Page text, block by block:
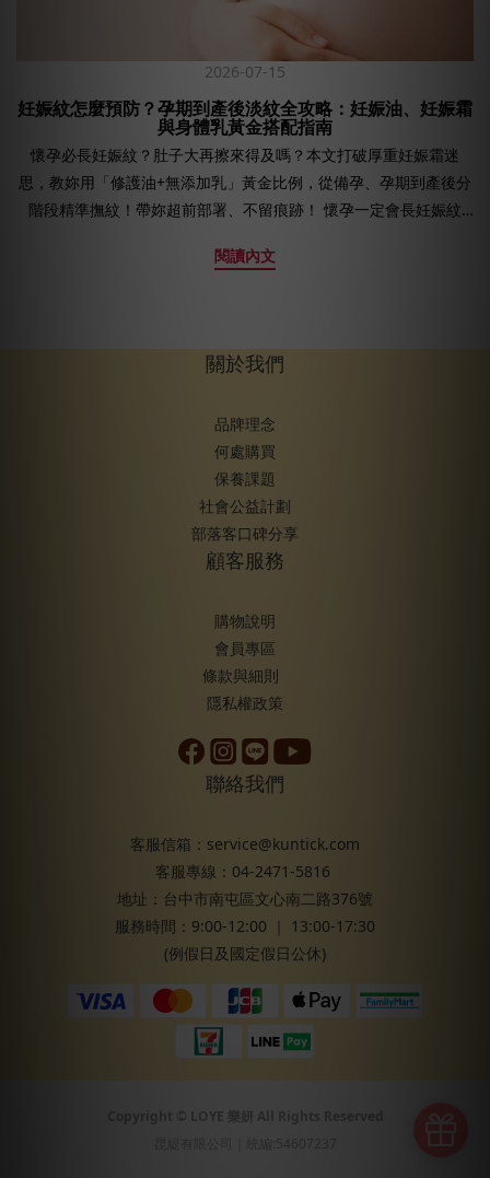
聞的身體乳，是提升生活質感的必需品。C.追求看的見效果，仔細
研究玻尿酸、南極冰河醣蛋白成分，更注重保濕乳液的挑選。D.擦
都擦了，一定要配合按摩、刮痧棒等，慢條斯理地保養全身。E.不擦
會癢到不行，就算膚況穩定也絕不漏掉每一次保養。 清爽不黏膩的
小蒼蘭香氛乳液推薦>> A. 效率速度派 拒絕繁冗的目標主義者你的
生活節奏緊湊，每一步都充滿了清單與進度條。對你來說，保養是
為了「給交代就好」而非「好好善待肌膚」。你很實際也動作俐
落，只有在出現乾癢粗糙困擾到你，或特別乾冷季節才會將身體乳
那個最可靠的朋友，但在高速運轉下，你往往忽略了身體的聲音，
著停下來三秒鐘，感受乳液化開的瞬間，那可能是你整天唯一的休
息時刻。 B. 感官療癒派 精緻挑剔的浪漫主義者感官敏銳，對美感與
氣是否能讓你瞬間移動到巴黎的晨曦或普羅旺斯的薰衣草田。 內在
解析： 你擁有豐富的情感，容易受環境影響情緒起伏，你將擦乳液
視為一種療癒現實的手段，當香氣包圍你時，那一刻你才真正能放
鬆，但即便你很懂得生活，也可能因為過於感性而在壓力下感到疲
憊。給你的建議：你的乳液身體性格是渴望被愛與被呵護。建議換
上一款經典的小蒼蘭身體乳，特有的優雅花香結合成熟英國梨的清
也彷彿被輕柔地擁抱。 C. 成分精算派 理性專業的完美主義者你擦乳
液時會細分：背部要搭配水楊酸抗痘、小腿要用植物果酸去角質、
關節要用玫瑰果油加強。說真的你不是在保養，你是在進行一場皮
膚管理工程。 內在解析：你在生活中是個細節控，極度自律。你相
但也可能讓你活得有點緊繃，連保養都像在做研究報告。給你的建
議：容不下一點瑕疵的你，可以透過 CosDNA 化妝品成分解析確保
感，你的皮膚不需要永遠完美，它只需要健康一點、明亮一點。 D.
工具輔助派 深度修復的優化進階者對工具控來說，無法忍受只是單
純塗抹乳液在身上，認為真正的保養是從拿起刮痧板、按摩滾輪或
筋膜球的那一刻才正式開始，透過物理性的按壓發揮身體乳最大價
值，將積累一整天的浮腫與壓力徹底釋放。 內在解析：你是一個對
利其器的性格，在職場或生活中，你傾向於找到問題的根源並精準
解決，而不是只做表面功夫。給你的建議：由於你會配合工具按
摩，建議在擦乳液前多上一瓶美體按摩身體油，因為油的延展性、
隨著各穴位的按壓慢慢散發，達到身心的雙重療癒。 無油感5秒吸收
2026-07-15
妊娠紋怎麼預防？孕期到產後淡紋全攻略：妊娠油、妊娠霜
與身體乳黃金搭配指南
懷孕必長妊娠紋？肚子大再擦來得及嗎？本文打破厚重妊娠霜迷
思，教妳用「修護油+無添加乳」黃金比例，從備孕、孕期到產後分
階段精準撫紋！帶妳超前部署、不留痕跡！ 懷孕一定會長妊娠紋
素，等到寶寶出生順利卸貨之後，妳可能會發現怎麼買一送一在肚
將最適用的孕期保養品放進待產清單─ 這時會有一大堆疑問冒出
來：孕婦油該選哪一款、何時開始擦妊娠霜、習慣用的身體乳可以
一併在這裡解答了，同時也要打破傳統用法，教妳如何利用清爽型
身體乳取代妊娠霜，讓無負擔的清透質地陪你度過辛苦的10月懷
胎，並且透過「油乳黃金比例」在懷孕初期、中期、後期到產後一
路滋養修護，高效預防孕紋危肌、找回以往比基尼肌的自信透
亮。 比肥胖紋更難防守！ 你需要在第一道紋路形成前先準備好妊娠
紋一旦形成，要完全消除就非常困難，在皮膚還沒被撐開前就開始
才開始擦保養品，但此時皮膚纖維可能已經開始受損，建議從備孕
期或確認懷孕的第1天即約懷孕滿3個月、12週前就提早介入保養，
在紋路還沒現形前，先幫肌膚灌注充足的滋潤度與彈性，就能大幅
降低後期肚皮快速擴張時，皮膚纖維斷裂而產生妊娠紋的風險！ 💡
養懷孕推薦─清爽型無添加身體乳「選擇安心無香 天天使用更放
心」階段任務─建立每日保養儀式感，逐漸強化基礎含水量，由內而
於懷孕後受荷爾蒙影響，乳暈、腋下、大腿內側、妊娠線極易變
黑，備孕期先做好基礎保濕、加速角質代謝，能有效減緩後期局部
暗沉的沉澱速度，並在產後更快速白回來。連寶寶也適用的100%無
香料安心乳液>> 💡 彈嫩完美銜接：懷孕初期到產後的密集護理 針
對乾癢、紋路、暗沉、敏感的全面呵護一、懷孕初期（1 - 12
弱乾燥懷孕推薦─清爽型無添加身體乳「選擇極致溫和 兼具嫩白高
效率」階段任務─孕期乾癢通常在第1天就開始潛伏，此時目標放在
油水平衡預防孕期濕疹減少拉扯。可見效果─暗沉不易沉澱，也不用
對膚況的衝擊，讓妳安穩度過整個孕期。 二、懷孕中期（13 - 28
閱讀內文
關於我們
品牌理念
何處購買
保養課題
社會公益計劃
部落客口碑分享
顧客服務
購物說明
會員專區
條款與細則
隱私權政策
聯絡我們
客服信箱：service@kuntick.com
客服專線：04-2471-5816
地址：台中市南屯區文心南二路376號
服務時間：9:00-12:00 ｜ 13:00-17:30
(例假日及國定假日公休)
Copyright © LOYE 樂妍 All Rights Reserved